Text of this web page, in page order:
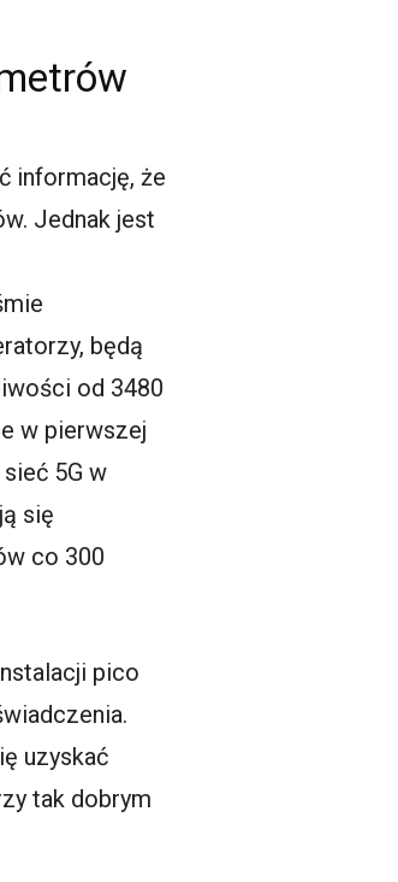
informację, że
Jednak jest
będą
od 3480
w pierwszej
5G w
się
co 300
pico
uzyskać
tak dobrym